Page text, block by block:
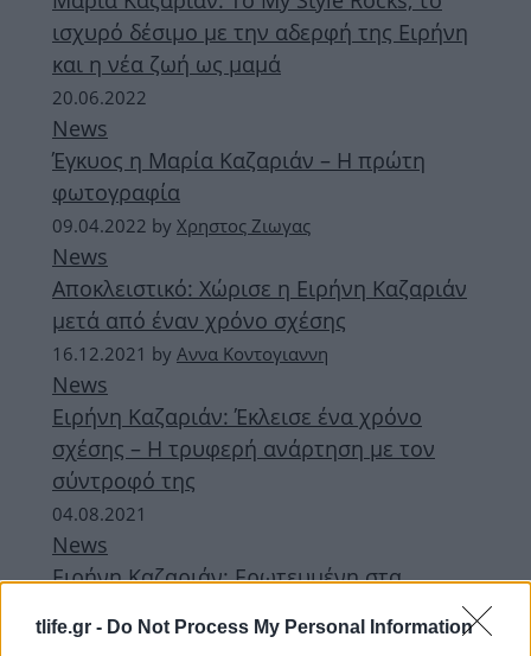
tlife.gr - Do Not Process My Personal Information
ισχυρό δέσιμο με την αδερφή της Ειρήνη
και η νέα ζωή ως μαμά
20.06.2022
News
Έγκυος η Μαρία Καζαριάν – Η πρώτη
φωτογραφία
09.04.2022 by Χρηστος Ζιωγας
News
Αποκλειστικό: Χώρισε η Ειρήνη Καζαριάν
μετά από έναν χρόνο σχέσης
16.12.2021 by Αννα Κοντογιαννη
News
Ειρήνη Καζαριάν: Έκλεισε ένα χρόνο
σχέσης – Η τρυφερή ανάρτηση με τον
σύντροφό της
04.08.2021
News
Ειρήνη Καζαριάν: Ερωτευμένη στα
σύντροφό της